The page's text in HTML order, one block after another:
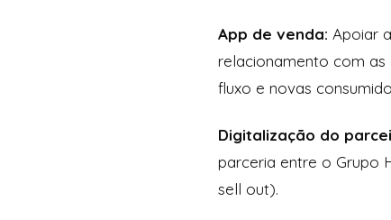
App de venda: Apoiar
relacionamento com as
fluxo e novas
Digitalização do
parceria entre o Grupo
sell out).